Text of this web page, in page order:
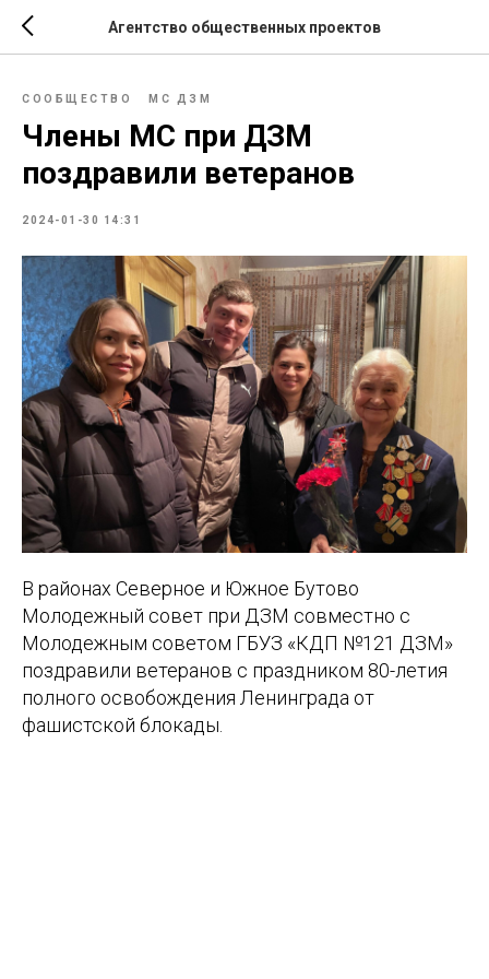
Агентство общественных проектов
СООБЩЕСТВО МС ДЗМ
Члены МС при ДЗМ
поздравили ветеранов
2024-01-30 14:31
В районах Северное и Южное Бутово
Молодежный совет при ДЗМ совместно с
Молодежным советом ГБУЗ «КДП №121 ДЗМ»
поздравили ветеранов с праздником 80-летия
полного освобождения Ленинграда от
фашистской блокады.